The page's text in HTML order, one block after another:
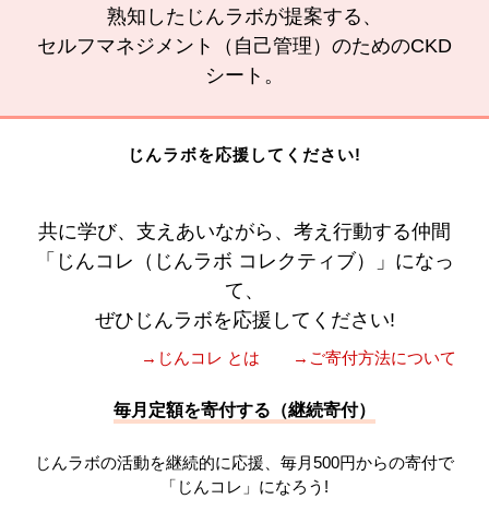
熟知したじんラボが提案する、
セルフマネジメント（自己管理）のためのCKD
シート。
じんラボを応援してください!
共に学び、支えあいながら、考え行動する仲間
「じんコレ（じんラボ コレクティブ）」になっ
て、
ぜひじんラボを応援してください!
→じんコレ とは →ご寄付方法について
毎月定額を寄付する（継続寄付）
じんラボの活動を継続的に応援、毎月500円からの寄付で
「じんコレ」になろう!